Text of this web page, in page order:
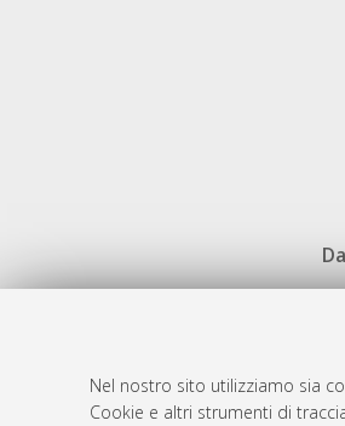
Nel nostro sito utilizziamo sia
Cookie e altri strumenti di